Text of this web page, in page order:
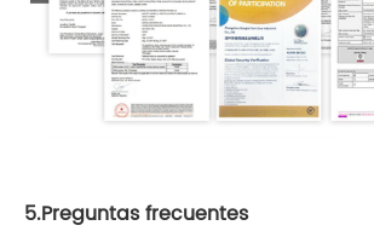
5.Preguntas frecuentes